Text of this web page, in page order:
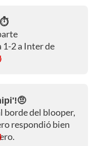
2 a Inter de
borde del blooper,
respondió bien